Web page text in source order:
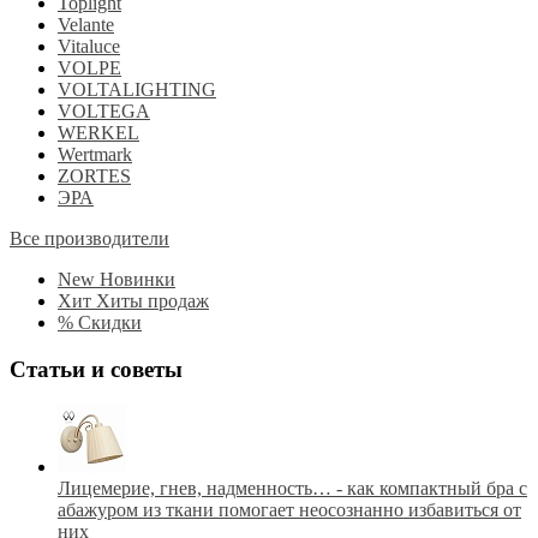
Velante
Vitaluce
VOLPE
VOLTALIGHTING
VOLTEGA
WERKEL
Wertmark
ZORTES
ЭРА
Все производители
New Новинки
Хит Хиты продаж
% Скидки
Статьи и советы
Лицемерие, гнев, надменность… - как компактный бра с
абажуром из ткани помогает неосознанно избавиться от
них